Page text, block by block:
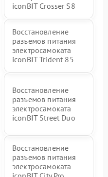
iconBIT Crosser S8
Восстановление
разъемов питания
электросамоката
iconBIT Trident 85
Восстановление
разъемов питания
электросамоката
iconBIT Street Duo
Восстановление
разъемов питания
электросамоката